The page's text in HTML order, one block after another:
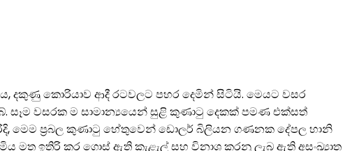
දකුණු කොරියාව ආදී රටවලට පහර දෙමින් සිටියි. මෙයට වසර
වසරක ම සාමාන්‍යයෙන් සුළි කුණාටු දෙකක් පමණ එක්සත්
මෙම ප්‍රබල කුණාටු හේතුවෙන් ඩොලර් බිලියන ගණනක දේපල හානි
ඉතිරි කර ගොස් ඇති කැළැල් සහ විනාශ කරනු ලැබ ඇති අසංඛ්‍යාත